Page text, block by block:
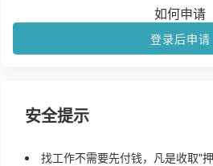
如何申请
登录后申请
安全提示
找工作不需要先付钱，凡是收取"